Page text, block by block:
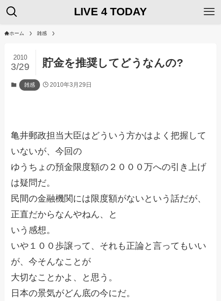
LIVE 4 TODAY
ホーム 雑感
貯金を推奨してどうなんの?
2010
3/29
雑感 2010年3月29日
亀井郵政担当大臣はどういう方かはよく把握して
いないが、今回の
ゆうちょの預金限度額の２０００万への引き上げ
は疑問だ。
民間の金融機関には限度額がないという話だが、
正直だからなんやねん、と
いう感想。
いや１００歩譲って、それも正論と言ってもいい
が、今そんなことが
大切なことかよ、と思う。
日本の景気がどん底の今にだ。